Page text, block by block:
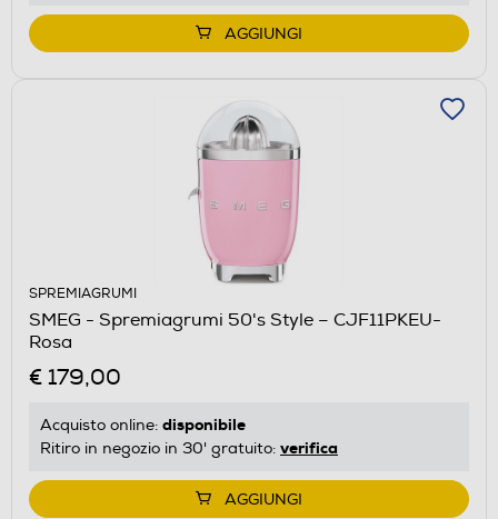
AGGIUNGI
SPREMIAGRUMI
SMEG - Spremiagrumi 50's Style – CJF11PKEU-
Rosa
€ 179,00
Acquisto online: disponibile
Ritiro in negozio in 30' gratuito: verifica
AGGIUNGI